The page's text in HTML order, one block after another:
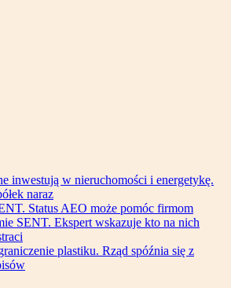
inwestują w nieruchomości i energetykę.
naraz
Status AEO może pomóc firmom
SENT. Ekspert wskazuje kto na nich
plastiku. Rząd spóźnia się z